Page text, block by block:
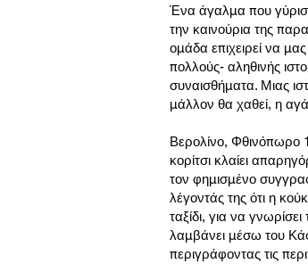
Ένα άγαλμα που
την καινούρια της
ομάδα επιχειρεί να
πολλούς- αληθινής
συναισθήματα. Μιας
μάλλον θα χαθεί, η
Βερολίνο, Φθινόπωρο
κορίτσι κλαίει
τον φημισμένο
λέγοντάς της ότι η
ταξίδι, για να
λαμβάνει μέσω του
περιγράφοντας τις